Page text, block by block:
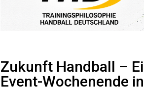
Zukunft Handball –
Event-Wochenende